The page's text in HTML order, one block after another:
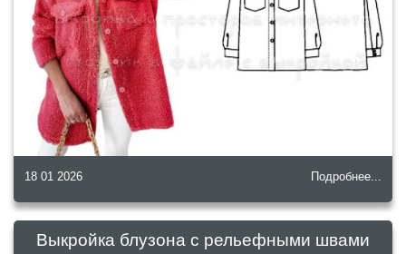
18 01 2026 Подробнее...
Выкройка блузона с рельефными швами